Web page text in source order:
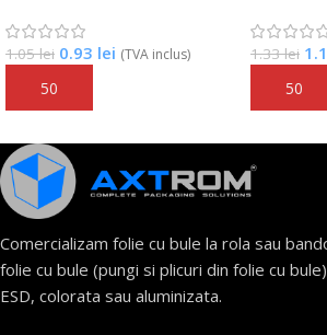
1.05lei 0.93 lei (TVA inclus)
Adaugă În Coș
1.33lei
Adaugă
Comercializam folie cu bule la rola sau
folie cu bule (pungi si plicuri din folie cu
ESD, colorata sau aluminizata.